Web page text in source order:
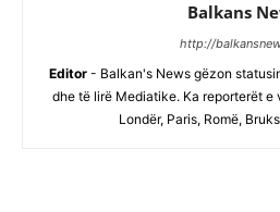
Balkans
http://
Editor - Balkan's News gëzon
dhe të lirë Mediatike. Ka reporterët e
Londër, Paris, Romë,